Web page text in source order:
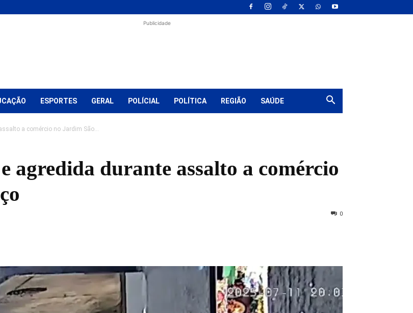
Publicidade
ESPORTES GERAL POLÍCIAL POLÍTICA REGIÃO SAÚDE
a comércio no Jardim São...
agredida durante assalto a comércio
0